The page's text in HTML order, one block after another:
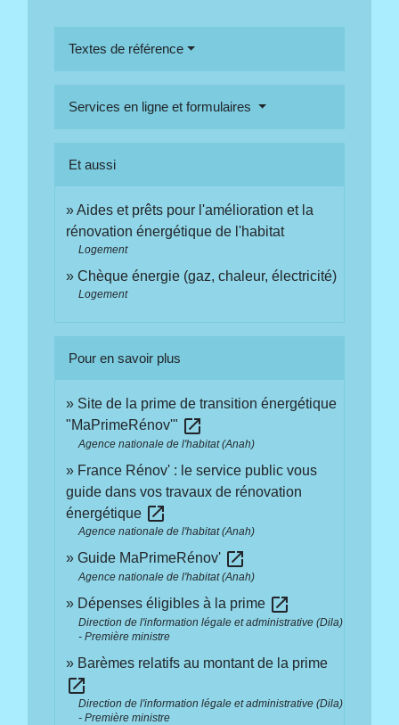
Textes de référence
Services en ligne et formulaires
Et aussi
Aides et prêts pour l'amélioration et la
rénovation énergétique de l'habitat
Logement
Chèque énergie (gaz, chaleur, électricité)
Logement
Pour en savoir plus
Site de la prime de transition énergétique
"MaPrimeRénov'" open_in_new
Agence nationale de l'habitat (Anah)
France Rénov' : le service public vous
guide dans vos travaux de rénovation
énergétique open_in_new
Agence nationale de l'habitat (Anah)
Guide MaPrimeRénov' open_in_new
Agence nationale de l'habitat (Anah)
Dépenses éligibles à la prime open_in_new
Direction de l'information légale et administrative (Dila)
- Première ministre
Barèmes relatifs au montant de la prime
open_in_new
Direction de l'information légale et administrative (Dila)
- Première ministre